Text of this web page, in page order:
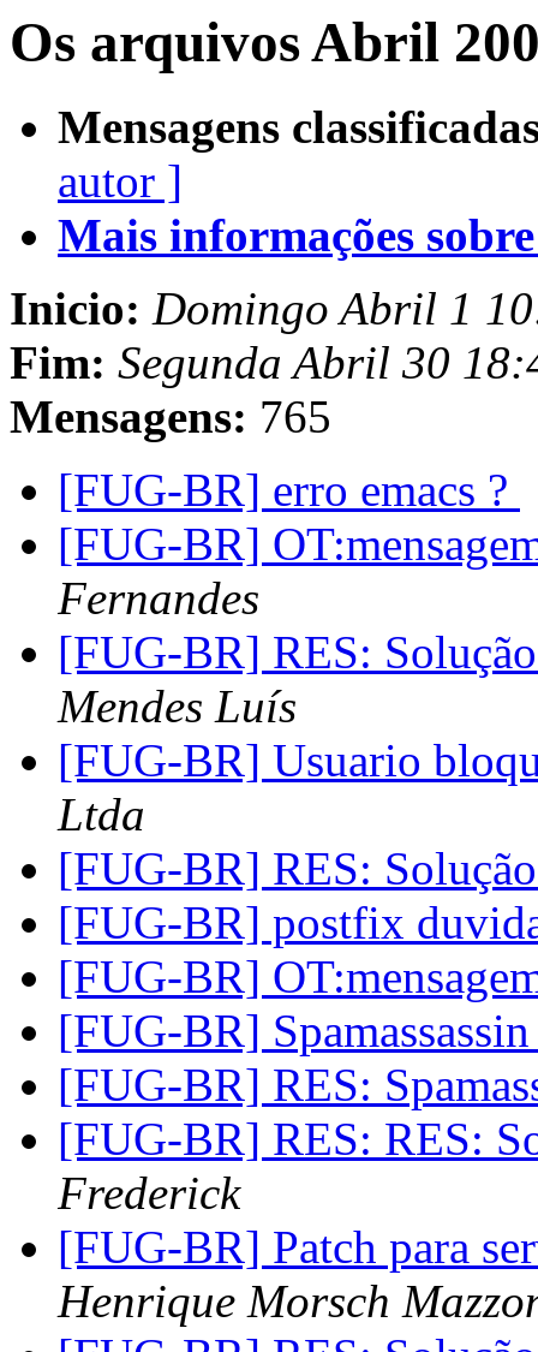
Os arquivos Abril
Mensagens
autor ]
Mais informações
Inicio: Domingo Abril 1
Fim: Segunda Abril 30
Mensagens: 765
[FUG-BR] erro emacs ?
[FUG-BR]
Fernandes
[FUG-BR] RES:
Mendes Luís
[FUG-BR] Usuario
Ltda
[FUG-BR] RES:
[FUG-BR] postfix
[FUG-BR]
[FUG-BR]
[FUG-BR] RES:
[FUG-BR] RES: RES:
Frederick
[FUG-BR] Patch para
Henrique Morsch